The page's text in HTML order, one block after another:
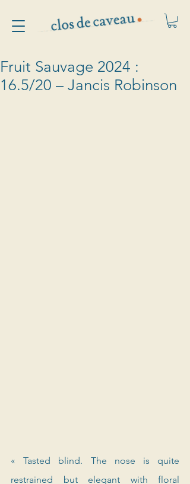
Fruit Sauvage 2024 :
16.5/20 – Jancis Robinson
« Tasted blind. The nose is quite
restrained but elegant with floral